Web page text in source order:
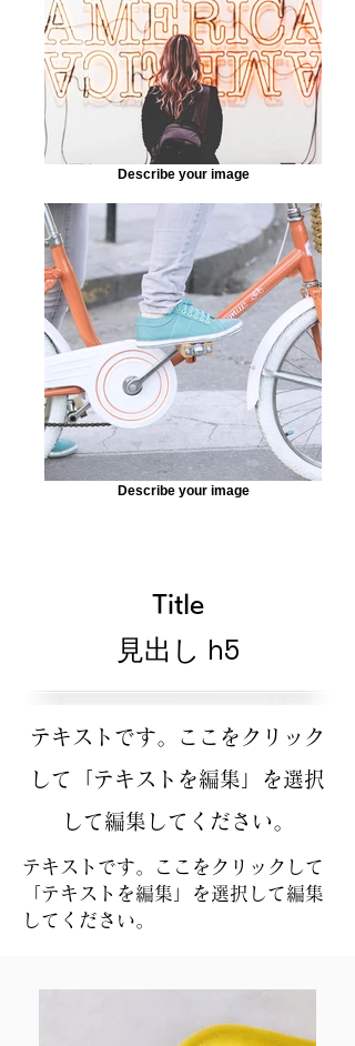
Describe your image
Describe your image
Title
見出し h5
テキストです。ここをクリック
して「テキストを編集」を選択
して編集してください。
テキストです。ここをクリックして
「テキストを編集」を選択して編集
してください。